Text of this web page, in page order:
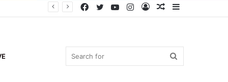
Random
Log
Instagram
YouTube
Twitter
Facebook